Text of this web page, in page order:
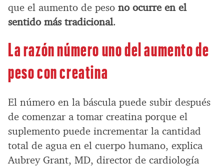
que el aumento de peso no ocurre en el
sentido más tradicional.
La razón número uno del aumento de
peso con creatina
El número en la báscula puede subir después
de comenzar a tomar creatina porque el
suplemento puede incrementar la cantidad
total de agua en el cuerpo humano, explica
Aubrey Grant, MD, director de cardiología